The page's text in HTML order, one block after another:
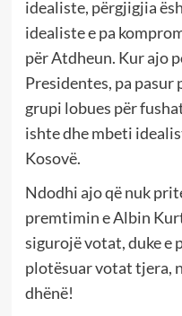
idealiste, përgjigjia
idealiste e pa
për Atdheun. Kur ajo
Presidentes, pa
grupi lobues për
ishte dhe mbeti
Kosovë.
Ndodhi ajo që nuk
premtimin e Albin
sigurojë votat, duke e
plotësuar votat tjera,
dhënë!